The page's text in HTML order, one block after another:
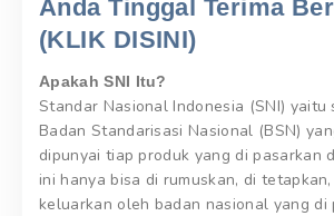
Anda Tinggal Terima
(KLIK DISINI)
Apakah SNI Itu?
Standar Nasional Indonesia (SNI) yaitu
Badan Standarisasi Nasional (BSN)
dipunyai tiap produk yang di pasarkan
ini hanya bisa di rumuskan, di
keluarkan oleh badan nasional yang di